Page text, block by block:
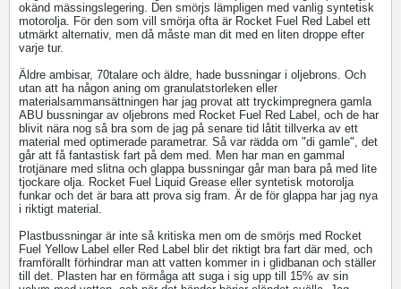
okänd mässingslegering. Den smörjs lämpligen med vanlig syntetisk
motorolja. För den som vill smörja ofta är Rocket Fuel Red Label ett
utmärkt alternativ, men då måste man dit med en liten droppe efter
varje tur.
Äldre ambisar, 70talare och äldre, hade bussningar i oljebrons. Och
utan att ha någon aning om granulatstorleken eller
materialsammansättningen har jag provat att tryckimpregnera gamla
ABU bussningar av oljebrons med Rocket Fuel Red Label, och de har
blivit nära nog så bra som de jag på senare tid låtit tillverka av ett
material med optimerade parametrar. Så var rädda om "di gamle", det
går att få fantastisk fart på dem med. Men har man en gammal
trotjänare med slitna och glappa bussningar går man bara på med lite
tjockare olja. Rocket Fuel Liquid Grease eller syntetisk motorolja
funkar och det är bara att prova sig fram. Är de för glappa har jag nya
i riktigt material.
Plastbussningar är inte så kritiska men om de smörjs med Rocket
Fuel Yellow Label eller Red Label blir det riktigt bra fart där med, och
framförallt förhindrar man att vatten kommer in i glidbanan och ställer
till det. Plasten har en förmåga att suga i sig upp till 15% av sin